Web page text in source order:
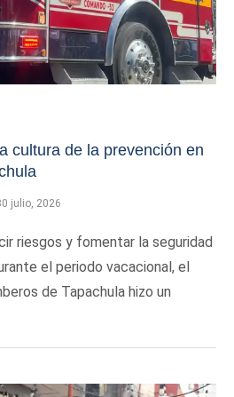
cultura de la prevención en
julio, 2026
riesgos y fomentar la seguridad
el periodo vacacional, el
de Tapachula hizo un